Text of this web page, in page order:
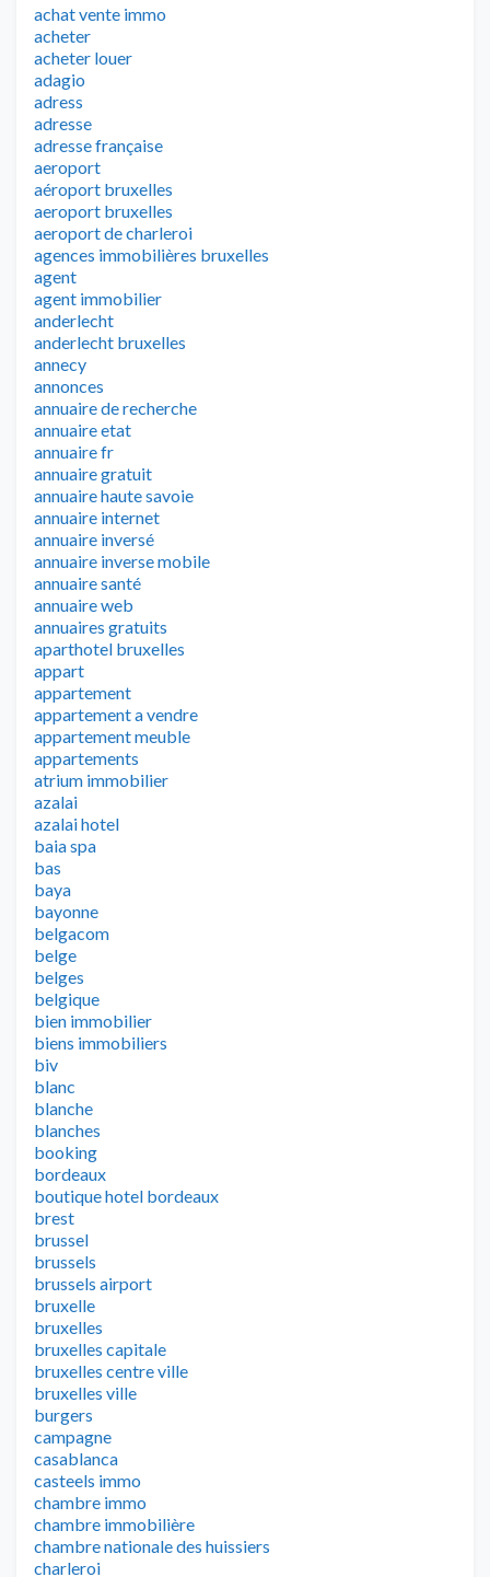
achat vente immo
acheter
acheter louer
adagio
adress
adresse
adresse française
aeroport
aéroport bruxelles
aeroport bruxelles
aeroport de charleroi
agences immobilières bruxelles
agent
agent immobilier
anderlecht
anderlecht bruxelles
annecy
annonces
annuaire de recherche
annuaire etat
annuaire fr
annuaire gratuit
annuaire haute savoie
annuaire internet
annuaire inversé
annuaire inverse mobile
annuaire santé
annuaire web
annuaires gratuits
aparthotel bruxelles
appart
appartement
appartement a vendre
appartement meuble
appartements
atrium immobilier
azalai
azalai hotel
baia spa
bas
baya
bayonne
belgacom
belge
belges
belgique
bien immobilier
biens immobiliers
biv
blanc
blanche
blanches
booking
bordeaux
boutique hotel bordeaux
brest
brussel
brussels
brussels airport
bruxelle
bruxelles
bruxelles capitale
bruxelles centre ville
bruxelles ville
burgers
campagne
casablanca
casteels immo
chambre immo
chambre immobilière
chambre nationale des huissiers
charleroi